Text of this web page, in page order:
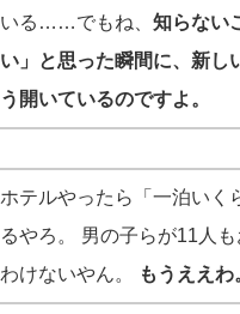
いる……でもね、 知らない
い」と思った瞬間に、新し
う開いているのですよ。
ホテルやったら「一泊いく
るやろ。 男の子らが11人
わけないやん。
もうええわ